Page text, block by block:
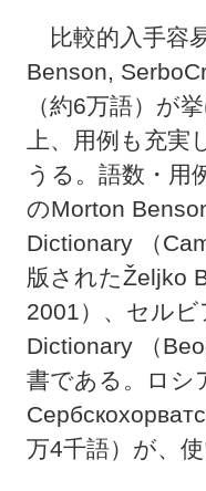
比較的入手容
Benson,
（約6万語）が
上、用例も充
うる。語数・用
のMorton
Dictionary （
版されたŽeljko
2001）、セル
Dictionary （
書である。ロシ
万4千語）が、使